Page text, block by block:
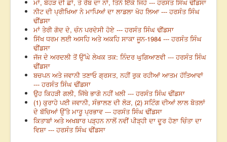
ਮਾਂ, ਬੋਹੜ ਦੀ ਛਾਂ, ਤੇ ਰੱਬ ਦਾ ਨਾਂ, ਤਿੰਨੋ ਇੱਕੋ ਜਿਹੇ --- ਹਰਸੰਤ ਸਿੰਘ ਢੀਂਡਸਾ
ਨੀਟ ਦੀ ਪ੍ਰੀਖਿਆ ਨੇ ਮਾਪਿਆਂ ਦਾ ਲਾਡਲਾ ਖੋਹ ਲਿਆ --- ਹਰਸੰਤ ਸਿੰਘ
ਢੀਂਡਸਾ
ਮਾਂ ਤੇਰੀ ਗੋਦ ਦੇ, ਚੰਨ ਪਰਦੇਸੀ ਹੋਏ --- ਹਰਸੰਤ ਸਿੰਘ ਢੀਂਡਸਾ
ਸਿੱਖ ਧਰਮ ਲਈ ਅਸਹਿ ਅਤੇ ਅਕਹਿ ਸਾਕਾ ਜੂਨ-1984 --- ਹਰਸੰਤ ਸਿੰਘ
ਢੀਂਡਸਾ
ਜੱਜ ਦੇ ਅਰਦਲੀ ਤੋਂ ਉੱਘੇ ਲੇਖਕ ਤਕ: ਨਿੰਦਰ ਘੁਗਿਆਣਵੀ --- ਹਰਸੰਤ ਸਿੰਘ
ਢੀਂਡਸਾ
ਬਚਪਨ ਅਤੇ ਜਵਾਨੀ ਤਣਾਓ ਗ੍ਰਸਤ, ਨਹੀਂ ਰੁਕ ਰਹੀਆਂ ਆਤਮ ਹੱਤਿਆਵਾਂ
--- ਹਰਸੰਤ ਸਿੰਘ ਢੀਂਡਸਾ
ਉਹ ਕਿਹੜੀ ਗਲੀ, ਜਿੱਥੇ ਭਾਗੋ ਨਹੀਂ ਖਲੀ --- ਹਰਸੰਤ ਸਿੰਘ ਢੀਂਡਸਾ
(1) ਕੁਰਾਹੇ ਪਈ ਜਵਾਨੀ, ਸੰਭਾਲਣ ਦੀ ਲੋੜ, (2) ਸਟਿੰਗ ਦੀਆਂ ਲਾਲ ਬੋਤਲਾਂ
ਦੇ ਬੱਚਿਆਂ ਉੱਤੇ ਮਾਰੂ ਪ੍ਰਭਾਵ --- ਹਰਸੰਤ ਸਿੰਘ ਢੀਂਡਸਾ
ਕਿਤਾਬਾਂ ਅਤੇ ਅਖਬਾਰ ਪੜ੍ਹਨ ਨਾਲੋਂ ਨਵੀਂ ਪੀੜ੍ਹੀ ਦਾ ਦੂਰ ਹੋਣਾ ਚਿੰਤਾ ਦਾ
ਵਿਸ਼ਾ --- ਹਰਸੰਤ ਸਿੰਘ ਢੀਂਡਸਾ